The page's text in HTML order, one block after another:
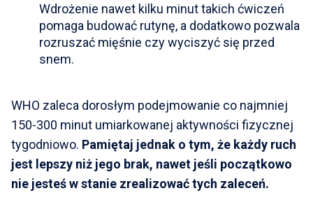
Wdrożenie nawet kilku minut takich ćwiczeń
pomaga budować rutynę, a dodatkowo pozwala
rozruszać mięśnie czy wyciszyć się przed
snem.
WHO zaleca dorosłym podejmowanie co najmniej
150-300 minut umiarkowanej aktywności fizycznej
tygodniowo. Pamiętaj jednak o tym, że każdy ruch
jest lepszy niż jego brak, nawet jeśli początkowo
nie jesteś w stanie zrealizować tych zaleceń.